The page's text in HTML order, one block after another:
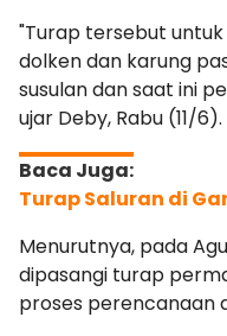
"Turap tersebut
dolken dan karung
susulan dan saat ini
ujar Deby, Rabu (11/6).
Turap Saluran di
Menurutnya, pada
dipasangi turap
proses perencanaan